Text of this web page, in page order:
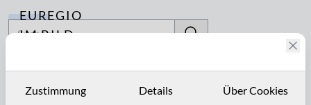
EUREGIO
IM BILD
Archiv
Archiv
Zustimmung Details Über Cookies